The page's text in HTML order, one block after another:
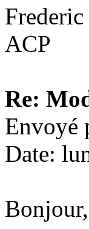
Frederic
ACP
Re:
Envoyé
Date:
Bonjour,